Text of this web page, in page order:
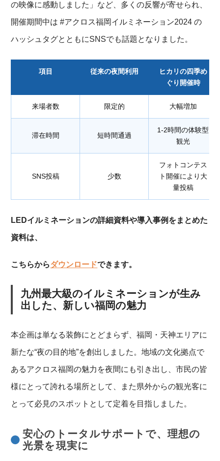
の映像に感動しました」など、多くの反響が寄せられ、
開催期間中は #アクロス福岡イルミネーション2024 の
ハッシュタグとともにSNSでも話題となりました。
項目 従来の夜間利用
ヒカリの四季め
ぐり開催時
来場者数 限定的 大幅増加
滞在時間 短時間通過
1-2時間の体験型
観光
SNS投稿 少数
フォトコンテス
ト開催により大
量投稿
LEDイルミネーションの詳細資料や導入事例をまとめた
資料は、
こちらからダウンロードできます。
九州最大級のイルミネーションが生み
出した、新しい福岡の魅力
本企画は単なる装飾にとどまらず、福岡・天神エリアに
新たな“夜の目的地”を創出しました。地域の文化拠点で
あるアクロス福岡の魅力を夜間にも引き出し、市民の皆
様にとって誇れる場所として、また県外からの観光客に
とって必見のスポットとして定着を目指しました。
安心のトータルサポートで、理想の
光景を現実に